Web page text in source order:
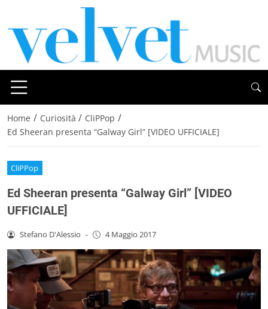
Home / Curiosità / CliPPop /
Ed Sheeran presenta “Galway Girl” [VIDEO UFFICIALE]
CliPPop
Ed Sheeran presenta “Galway Girl” [VIDEO
UFFICIALE]
Stefano D'Alessio - 4 Maggio 2017